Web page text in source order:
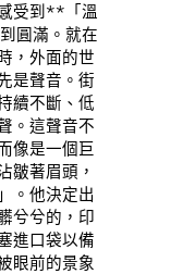
受到**「溫
圓滿。就在
，外面的世
是聲音。街
續不斷、低
這聲音不
像是一個巨
皺著眉頭，
。他決定出
兮兮的，印
進口袋以備
眼前的景象